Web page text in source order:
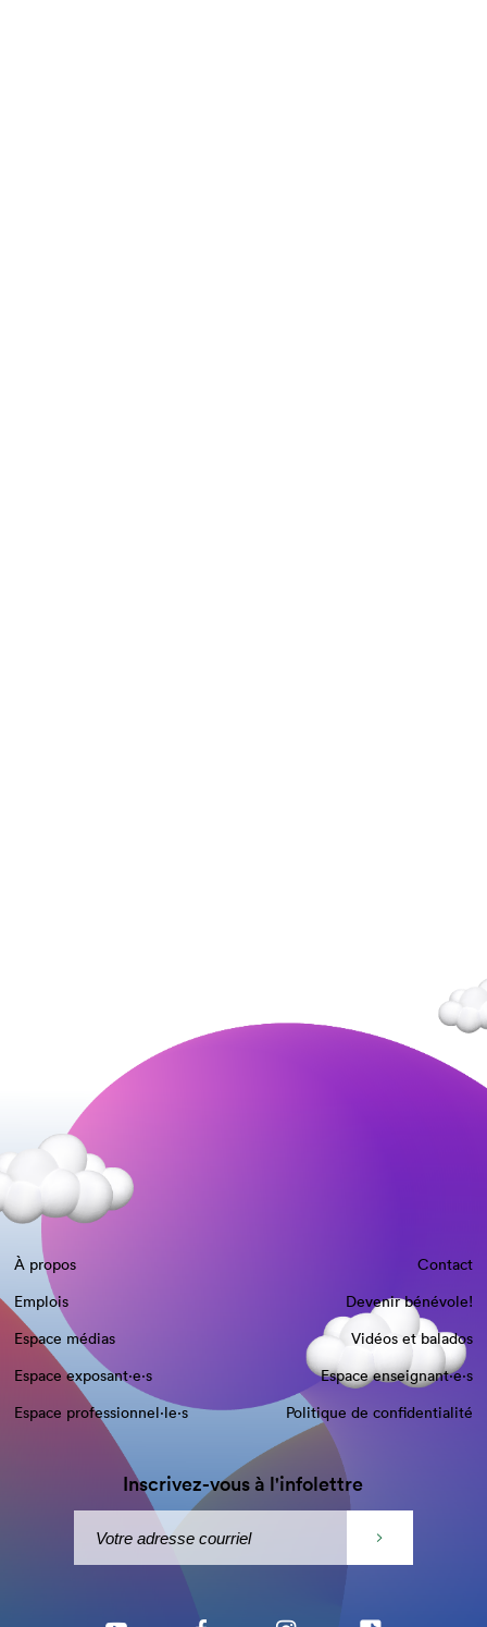
À propos
Contact
Emplois
Devenir bénévole!
Espace médias
Vidéos et balados
Espace exposant·e⋅s
Espace enseignant·e⋅s
Espace professionnel·le⋅s
Politique de confidentialité
Inscrivez-vous à l'infolettre